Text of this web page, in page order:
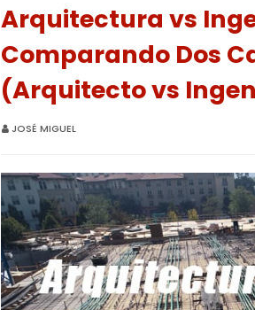
Arquitectura vs
Comparando Dos
(Arquitecto vs
JOSÉ MIGUEL